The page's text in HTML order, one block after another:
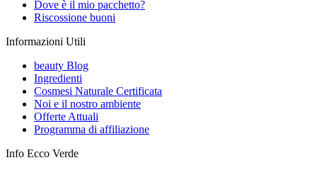
Dove è il mio pacchetto?
Riscossione buoni
Informazioni Utili
beauty Blog
Ingredienti
Cosmesi Naturale Certificata
Noi e il nostro ambiente
Offerte Attuali
Programma di affiliazione
Info Ecco Verde